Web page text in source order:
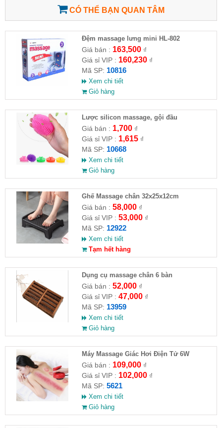
CÓ THỂ BẠN QUAN TÂM
Đệm massage lưng mini HL-802
Giá bán : 163,500₫
Giá sỉ VIP : 160,230₫
Mã SP: 10816
Xem chi tiết
Giỏ hàng
Lược silicon massage, gội đầu
Giá bán : 1,700₫
Giá sỉ VIP : 1,615₫
Mã SP: 10668
Xem chi tiết
Giỏ hàng
Ghế Massage chân 32x25x12cm
Giá bán : 58,000₫
Giá sỉ VIP : 53,000₫
Mã SP: 12922
Xem chi tiết
Tạm hết hàng
Dụng cụ massage chân 6 bàn
Giá bán : 52,000₫
Giá sỉ VIP : 47,000₫
Mã SP: 13959
Xem chi tiết
Giỏ hàng
Máy Massage Giác Hơi Điện Tử 6W
Giá bán : 109,000₫
Giá sỉ VIP : 102,000₫
Mã SP: 5621
Xem chi tiết
Giỏ hàng